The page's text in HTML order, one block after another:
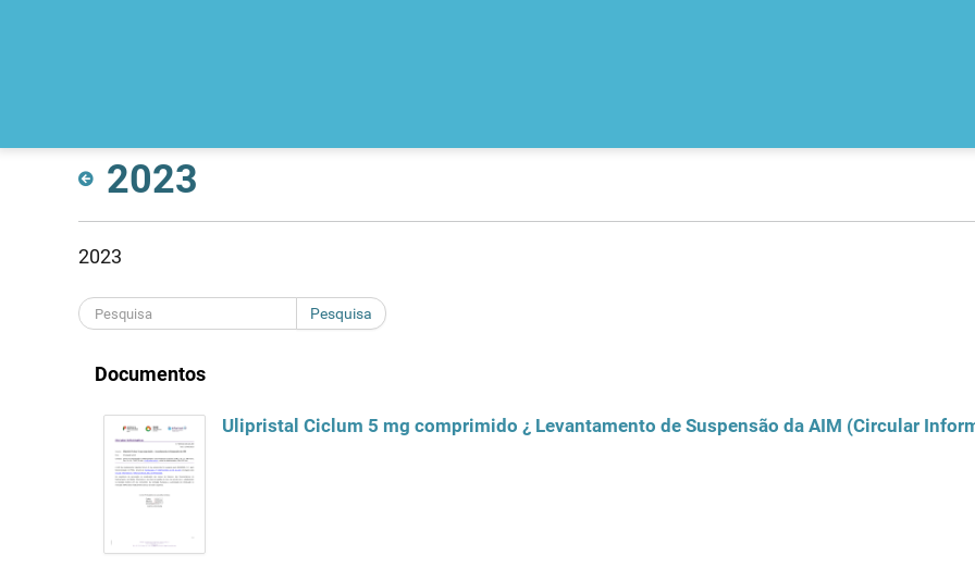
2023
2023
Pesquisa
Documentos
Ulipristal Ciclum 5 mg comprimido ¿ Levantamento de Suspensão da AIM (Circular